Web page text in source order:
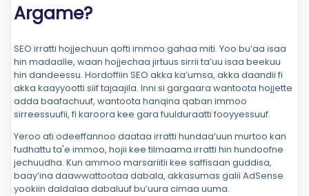
Argame?
SEO irratti hojjechuun qofti immoo gahaa miti. Yoo bu’aa isaa
hin madaalle, waan hojjechaa jirtuus sirrii ta’uu isaa beekuu
hin dandeessu. Hordoffiin SEO akka ka’umsa, akka daandii fi
akka kaayyootti siif tajaajila. Inni si gargaara wantoota hojjette
adda baafachuuf, wantoota hanqina qaban immoo
sirreessuufii, fi karoora kee gara fuulduraatti fooyyessuuf.
Yeroo ati odeeffannoo daataa irratti hundaa’uun murtoo kan
fudhattu ta'e immoo, hojii kee tilmaama irratti hin hundoofne
jechuudha. Kun ammoo marsariitii kee saffisaan guddisa,
baay’ina daawwattootaa dabala, akkasumas galii AdSense
yookiin daldalaa dabaluuf bu’uura cimaa uuma.